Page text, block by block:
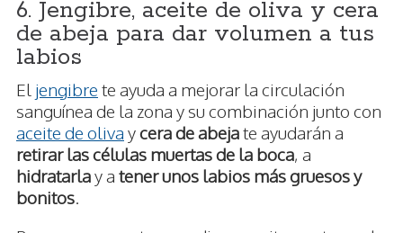
6. Jengibre, aceite de oliva y cera
de abeja para dar volumen a tus
labios
El jengibre te ayuda a mejorar la circulación
sanguínea de la zona y su combinación junto con
aceite de oliva ycera de abejate ayudarán a
retirar las células muertas de la boca, a
hidratarlay a tener unos labios más gruesos y
bonitos